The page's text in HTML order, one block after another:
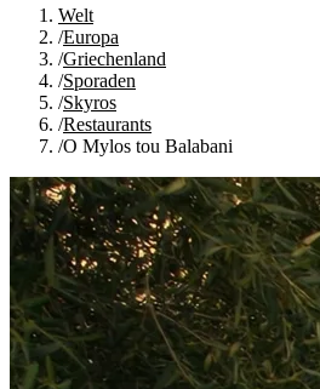
Welt
/Europa
/Griechenland
/Sporaden
/Skyros
/Restaurants
/O Mylos tou Balabani